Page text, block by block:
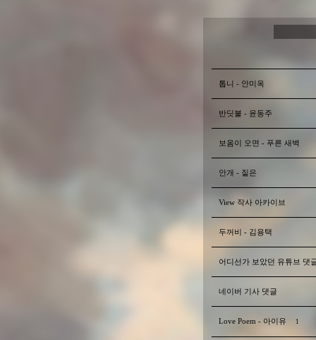
톱니 - 안미옥
반딧불 - 윤동주
보옴이 오면 - 푸른 새벽
안개 - 짙은
View 작사 아카이브
두꺼비 - 김용택
어디선가 보았던 유튜브 댓
네이버 기사 댓글
Love Poem - 아이유 1